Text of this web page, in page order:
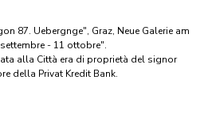
87. Uebergnge", Graz, Neue Galerie am
- 11 ottobre".
alla Città era di proprietà del signor
della Privat Kredit Bank.